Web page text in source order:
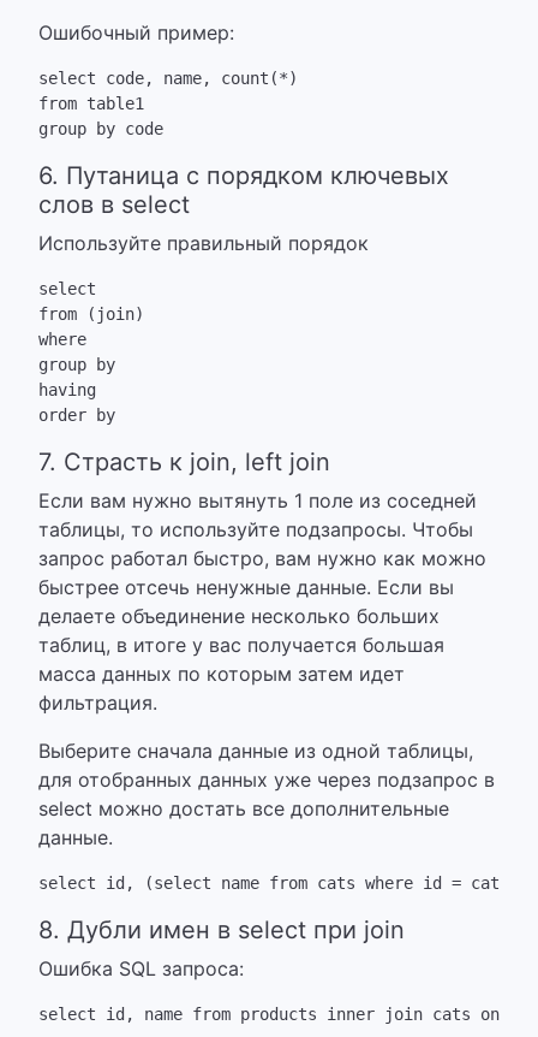
Ошибочный пример:
select code, name, count(*)
from table1
group by code
6. Путаница с порядком ключевых
слов в select
Используйте правильный порядок
select
from (join)
where
group by
having
order by
7. Страсть к join, left join
Если вам нужно вытянуть 1 поле из соседней
таблицы, то используйте подзапросы. Чтобы
запрос работал быстро, вам нужно как можно
быстрее отсечь ненужные данные. Если вы
делаете объединение несколько больших
таблиц, в итоге у вас получается большая
масса данных по которым затем идет
фильтрация.
Выберите сначала данные из одной таблицы,
для отобранных данных уже через подзапрос в
select можно достать все дополнительные
данные.
select id, (select name from cats where id = catID)
8. Дубли имен в select при join
Ошибка SQL запроса:
select id, name from products inner join cats on